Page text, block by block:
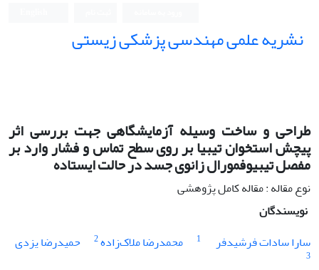
نشریه علمی مهندسی پزشکی زیستی
طراحی و ساخت وسیله آزمایشگاهی جهت بررسی اثر
پیچش استخوان تیبیا بر روی سطح تماس و فشار وارد بر
مفصل تیبیوفمورال زانوی جسد در حالت ایستاده
نوع مقاله : مقاله کامل پژوهشی
نویسندگان
سارا سادات فرشیدفر
1 محمدرضا ملاک‌زاده2 حمیدرضا یزدی
3